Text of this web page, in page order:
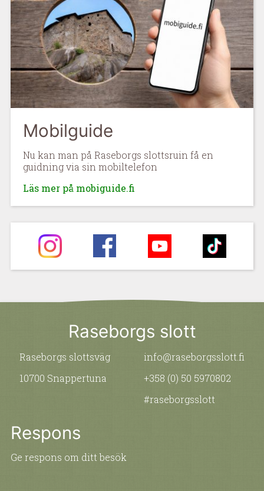
Mobilguide
Nu kan man på Raseborgs slottsruin få en
guidning via sin mobiltelefon
Läs mer på mobiguide.fi
Raseborgs slott
Raseborgs slottsväg
10700 Snappertuna
info@raseborgsslott.fi
+358 (0) 50 5970802
#raseborgsslott
Respons
Ge respons om ditt besök